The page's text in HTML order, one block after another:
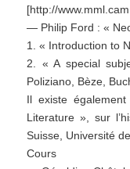
[http://
— Philip Ford : «
1. « Introduction to
2. « A special
Poliziano, Bèze,
Il existe
Literature », sur
Suisse, Université
Cours